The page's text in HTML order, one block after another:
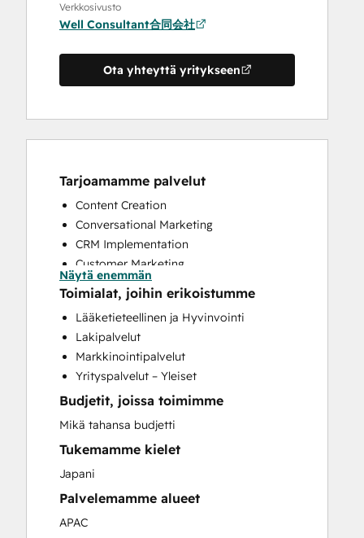
Verkkosivusto
Well Consultant合同会社
Ota yhteyttä yritykseen
Tarjoamamme palvelut
Content Creation
Conversational Marketing
CRM Implementation
Customer Marketing
Customer Survey and Analysis
Email Marketing
Full Inbound Marketing Services
Paid Advertising
Programmable Automation
Näytä enemmän
Toimialat, joihin erikoistumme
Lääketieteellinen ja Hyvinvointi
Lakipalvelut
Markkinointipalvelut
Yrityspalvelut – Yleiset
Budjetit, joissa toimimme
Mikä tahansa budjetti
Tukemamme kielet
Japani
Palvelemamme alueet
APAC